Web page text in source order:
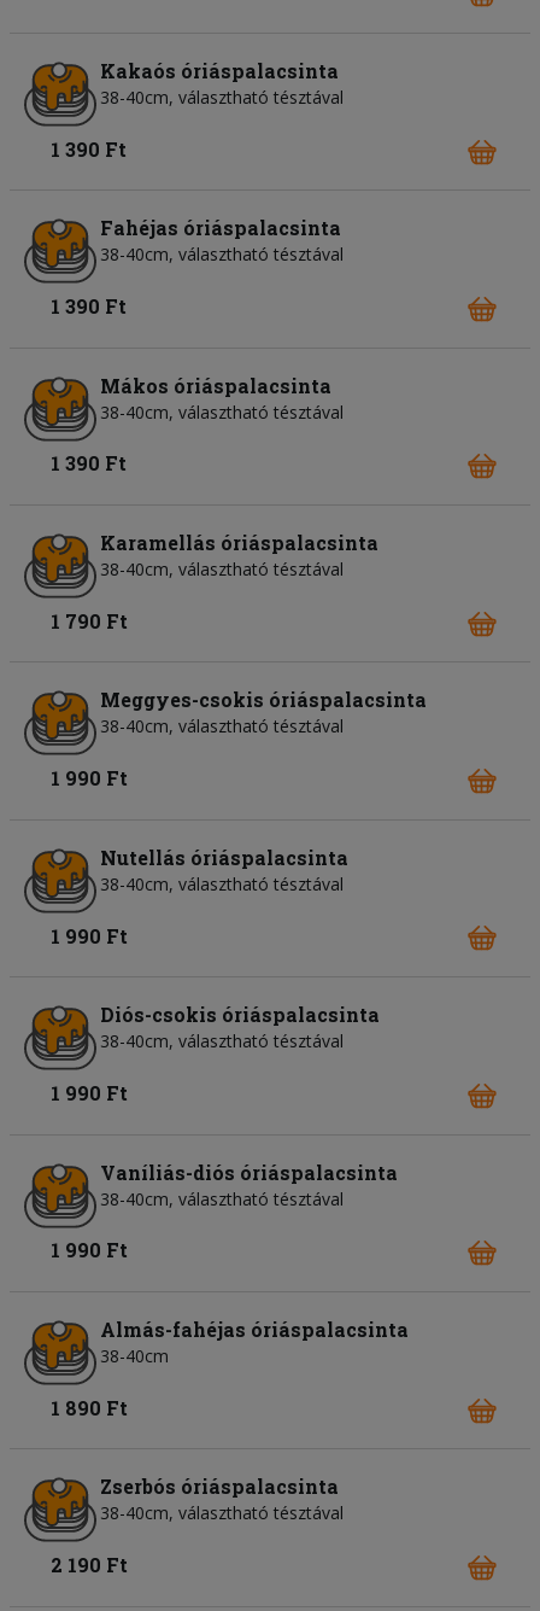
Kakaós óriáspalacsinta
38-40cm, választható tésztával
1 390 Ft
Fahéjas óriáspalacsinta
38-40cm, választható tésztával
1 390 Ft
Mákos óriáspalacsinta
38-40cm, választható tésztával
1 390 Ft
Karamellás óriáspalacsinta
38-40cm, választható tésztával
1 790 Ft
Meggyes-csokis óriáspalacsinta
38-40cm, választható tésztával
1 990 Ft
Nutellás óriáspalacsinta
38-40cm, választható tésztával
1 990 Ft
Diós-csokis óriáspalacsinta
38-40cm, választható tésztával
1 990 Ft
Vaníliás-diós óriáspalacsinta
38-40cm, választható tésztával
1 990 Ft
Almás-fahéjas óriáspalacsinta
38-40cm
1 890 Ft
Zserbós óriáspalacsinta
38-40cm, választható tésztával
2 190 Ft